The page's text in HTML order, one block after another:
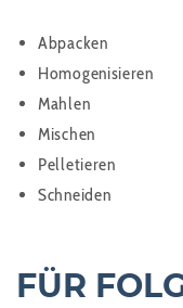
Abpacken
Homogenisieren
Mahlen
Mischen
Pelletieren
Schneiden
FÜR